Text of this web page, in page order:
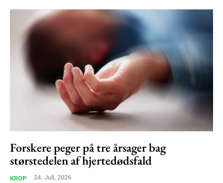
Etiam est nibh, lobortis sit
Praesent euismod ac
Ut mollis pellentesque tortor
Donec quis est ac felis
Orci varius natoque dolor
Member full access
Forskere peger på tre årsager bag
størstedelen af hjertedødsfald
KROP 24. Juli, 2026